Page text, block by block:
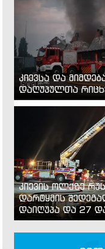
კიევსა და
დაღუპულთა
კიევის ოლქზე
დარტყმის
დაიღუპა და 27